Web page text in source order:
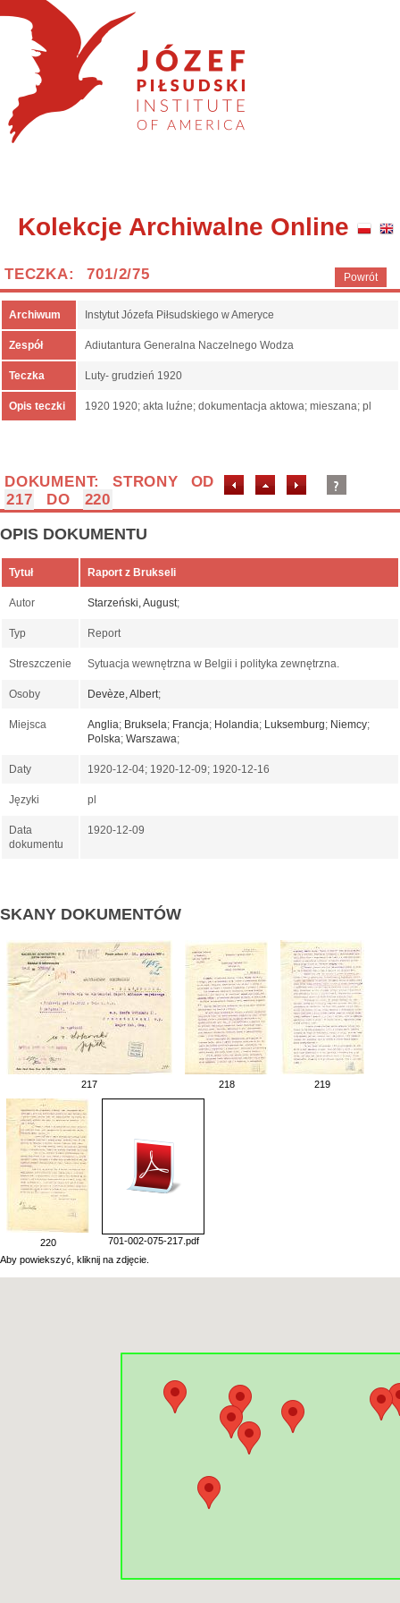
Kolekcje Archiwalne Online
Powrót
TECZKA: 701/2/75
Archiwum Instytut Józefa Piłsudskiego w Ameryce
Zespół Adiutantura Generalna Naczelnego Wodza
Teczka Luty- grudzień 1920
Opis teczki 1920 1920; akta luźne; dokumentacja aktowa; mieszana; pl
DOKUMENT: STRONY OD
217
DO 220
OPIS DOKUMENTU
Tytuł Raport z Brukseli
Autor Starzeński, August;
Typ Report
Streszczenie Sytuacja wewnętrzna w Belgii i polityka zewnętrzna.
Osoby Devèze, Albert;
Miejsca Anglia; Bruksela; Francja; Holandia; Luksemburg; Niemcy;
Polska; Warszawa;
Daty 1920-12-04; 1920-12-09; 1920-12-16
Języki pl
Data
dokumentu
1920-12-09
SKANY DOKUMENTÓW
217 218 219
220
701-002-075-217.pdf
Aby powiekszyć, kliknij na zdjęcie.